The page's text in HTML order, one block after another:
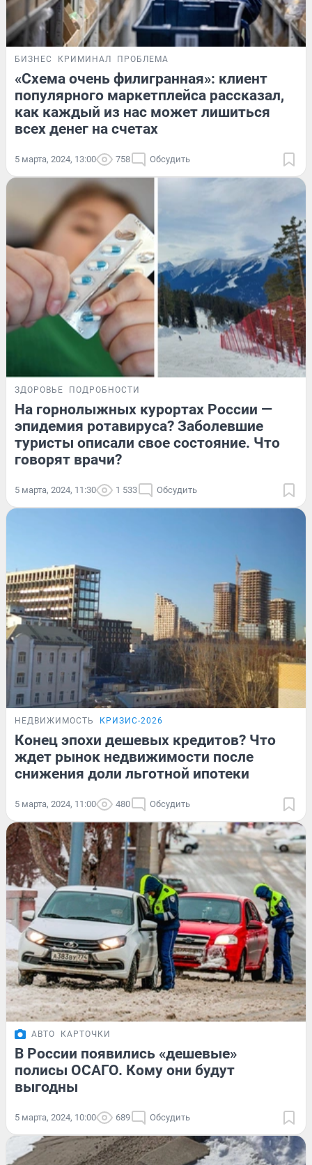
БИЗНЕС КРИМИНАЛ ПРОБЛЕМА
«Схема очень филигранная»: клиент
популярного маркетплейса рассказал,
как каждый из нас может лишиться
всех денег на счетах
5 марта, 2024, 13:00 758 Обсудить
ЗДОРОВЬЕ ПОДРОБНОСТИ
На горнолыжных курортах России —
эпидемия ротавируса? Заболевшие
туристы описали свое состояние. Что
говорят врачи?
5 марта, 2024, 11:30 1 533 Обсудить
НЕДВИЖИМОСТЬ КРИЗИС-2026
Конец эпохи дешевых кредитов? Что
ждет рынок недвижимости после
снижения доли льготной ипотеки
5 марта, 2024, 11:00 480 Обсудить
АВТО КАРТОЧКИ
В России появились «дешевые»
полисы ОСАГО. Кому они будут
выгодны
5 марта, 2024, 10:00 689 Обсудить